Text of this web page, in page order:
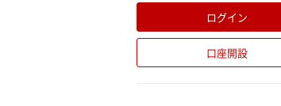
ログイン
口座開設